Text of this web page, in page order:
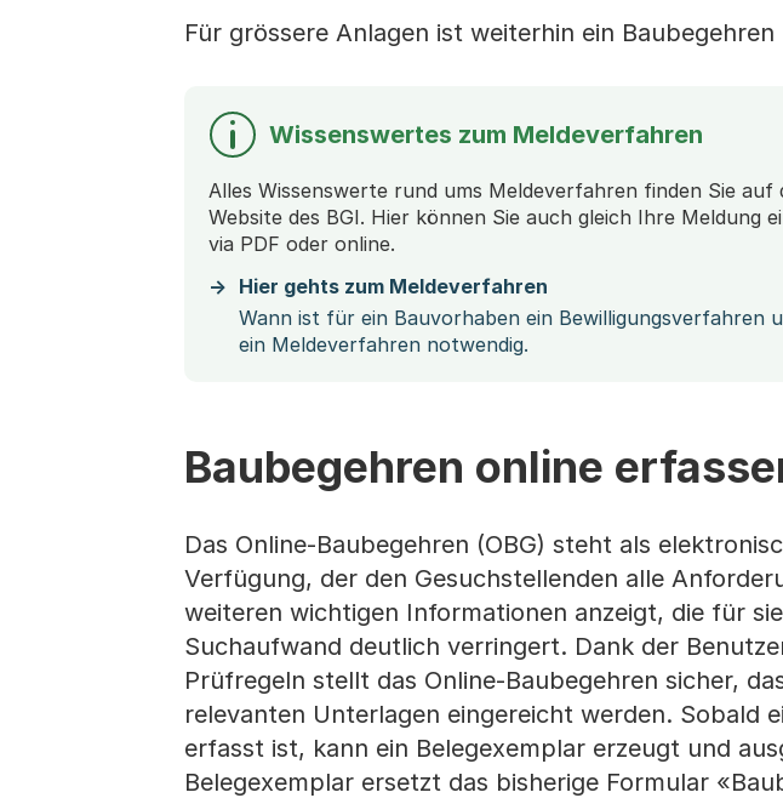
Für grössere Anlagen ist weiterhin ein
Wissenswertes zum Meldeverfahren
Alles Wissenswerte rund ums Meldeverfahren finden Sie auf
Website des BGI. Hier können Sie auch gleich Ihre Meldung
via PDF oder online.
Hier gehts zum Meldeverfahren
Wann ist für ein Bauvorhaben ein Bewilligungsverfahren
ein Meldeverfahren notwendig.
Baubegehren online
Das Online-Baubegehren (OBG) steht als
Verfügung, der den Gesuchstellenden alle
weiteren wichtigen Informationen anzeigt, die für
Suchaufwand deutlich verringert. Dank der
Prüfregeln stellt das Online-Baubegehren sicher,
relevanten Unterlagen eingereicht werden. Sobald
erfasst ist, kann ein Belegexemplar erzeugt und
Belegexemplar ersetzt das bisherige Formular